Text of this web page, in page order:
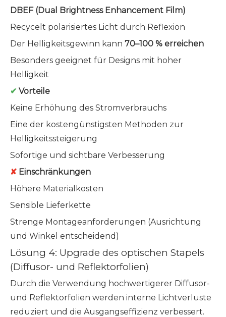
DBEF (Dual Brightness Enhancement Film)
Recycelt polarisiertes Licht durch Reflexion
Der Helligkeitsgewinn kann 70–100 % erreichen
Besonders geeignet für Designs mit hoher
Helligkeit
✔ Vorteile
Keine Erhöhung des Stromverbrauchs
Eine der kostengünstigsten Methoden zur
Helligkeitssteigerung
Sofortige und sichtbare Verbesserung
✘ Einschränkungen
Höhere Materialkosten
Sensible Lieferkette
Strenge Montageanforderungen (Ausrichtung
und Winkel entscheidend)
Lösung 4: Upgrade des optischen Stapels
(Diffusor- und Reflektorfolien)
Durch die Verwendung hochwertigerer Diffusor-
und Reflektorfolien werden interne Lichtverluste
reduziert und die Ausgangseffizienz verbessert.